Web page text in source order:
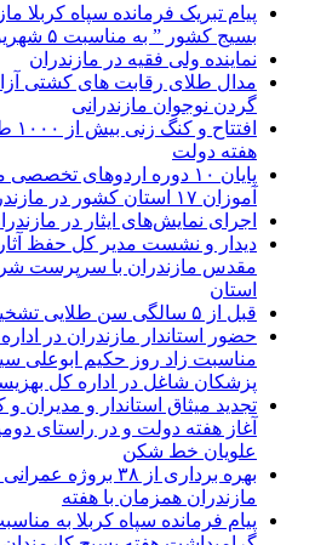
پیام تبریک فرمانده سپاه
بسیج کشور ” به مناسبت ۵ شهریورماه روز ملی کشتی
نماينده ولی فقیه در مازندران
مدال طلای رقابت های کشتی
گردن نوجوان مازندرانی
هفته دولت
پایان ۱۰ دوره اردوهای
آموزان ۱۷ استان کشور در مازندران
اجرای نمایش‌های ایثار در
دیدار و نشست مدیر کل حفظ
مقدس مازندران با سرپرست
استان
قبل از ۵ سالگی سن طلایی تشخیص و درمان تنبلی چشم
حضور استاندار مازندران در
مناسبت زاد روز حکیم ابوعلی
پزشکان شاغل در اداره کل
تجدید میثاق استاندار و مدیران و
آغاز هفته دولت و در راستای
علویان خط شکن
بهره برداری از ۳۸
مازندران همزمان با هفته
پیام فرمانده سپاه کربلا به